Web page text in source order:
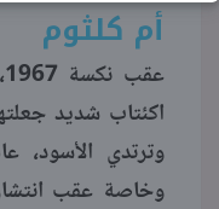
أم كلثوم
اكئتاب شديد
وترتدي الأسود،
وخاصة عقب